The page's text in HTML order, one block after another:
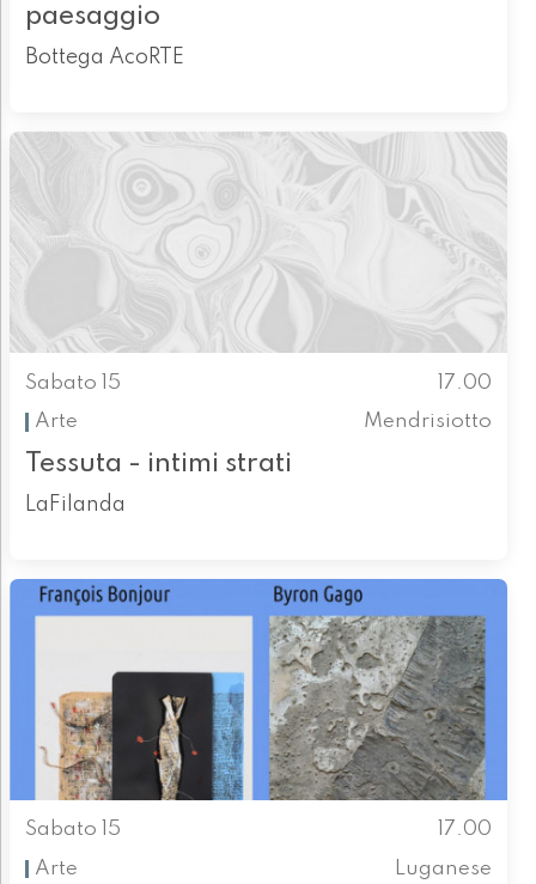
paesaggio
Bottega AcoRTE
Sabato 15
17.00
Arte
Mendrisiotto
Tessuta - intimi strati
LaFilanda
Sabato 15
17.00
Arte
Luganese